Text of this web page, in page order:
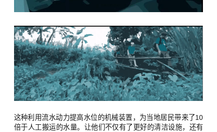
这种利用流水动力提高水位的机械装置，为当地居民带来了10
倍于人工搬运的水量。让他们不仅有了更好的清洁设施，还有